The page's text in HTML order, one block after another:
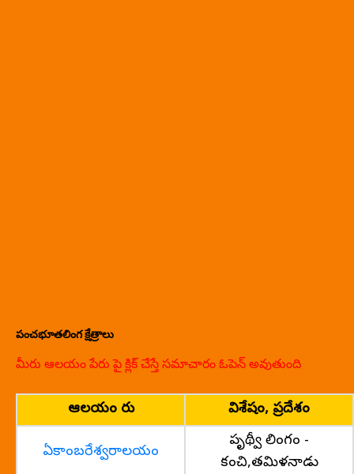
పంచభూతలింగ క్షేత్రాలు
మీరు ఆలయం పేరు పై క్లిక్ చేస్తే సమాచారం ఓపెన్ అవుతుంది
ఆలయం పేరు విశేషం, ప్రదేశం
ఏకాంబరేశ్వరాలయం
పృథ్వీ లింగం -
కంచి,తమిళనాడు